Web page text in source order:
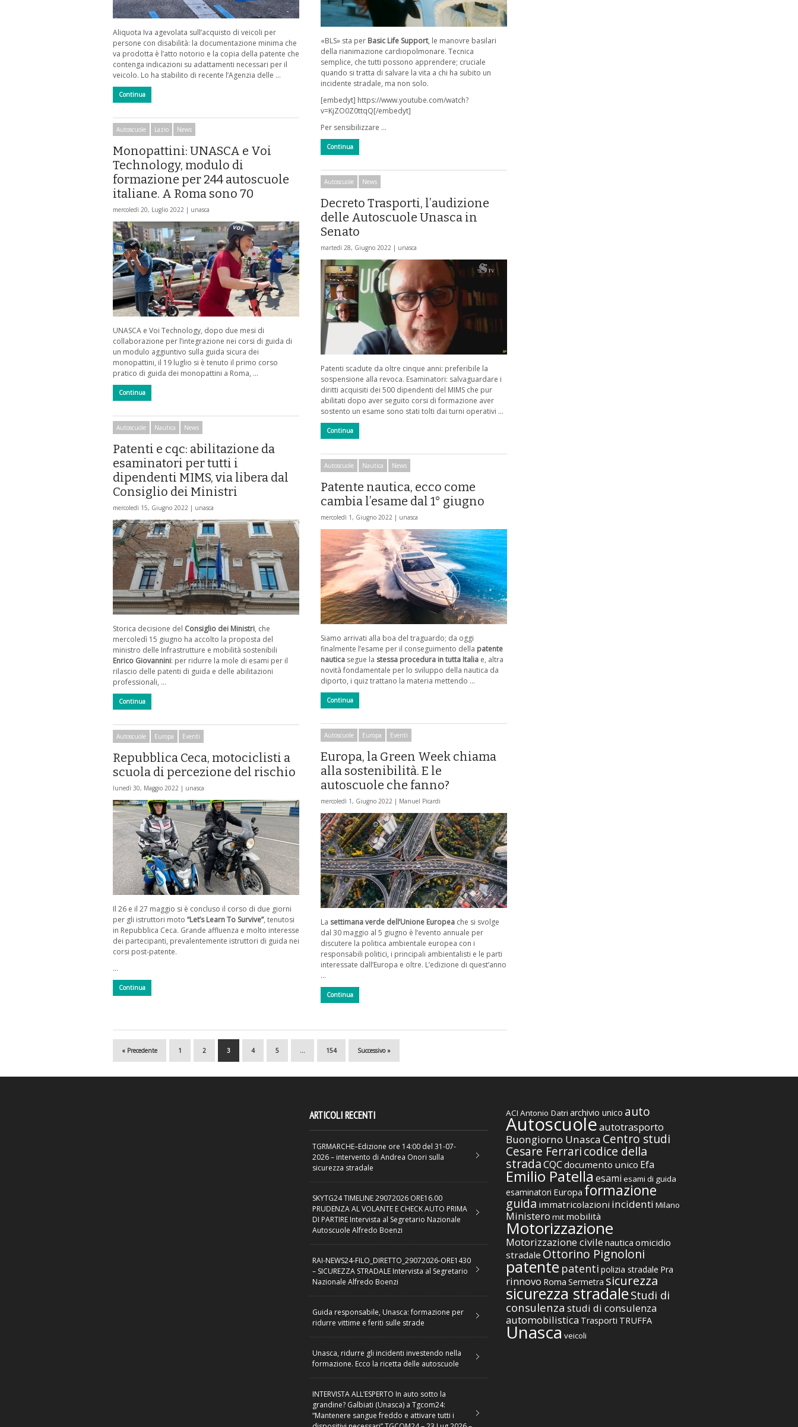
Aliquota Iva agevolata sull’acquisto di veicoli per
persone con disabilità: la documentazione minima che
va prodotta è l’atto notorio e la copia della patente che
contenga indicazioni su adattamenti necessari per il
veicolo. Lo ha stabilito di recente l’Agenzia delle …
Continua
«BLS» sta per Basic Life Support, le manovre basilari
della rianimazione cardiopolmonare. Tecnica
semplice, che tutti possono apprendere; cruciale
quando si tratta di salvare la vita a chi ha subito un
incidente stradale, ma non solo.
[embedyt] https://www.youtube.com/watch?
v=KjZO0Z0ttqQ[/embedyt]
Per sensibilizzare …
Continua
Autoscuole Lazio News
Monopattini: UNASCA e Voi
Technology, modulo di
formazione per 244 autoscuole
italiane. A Roma sono 70
mercoledì 20, Luglio 2022 | unasca
UNASCA e Voi Technology, dopo due mesi di
collaborazione per l’integrazione nei corsi di guida di
un modulo aggiuntivo sulla guida sicura dei
monopattini, il 19 luglio si è tenuto il primo corso
pratico di guida dei monopattini a Roma, …
Continua
Autoscuole News
Decreto Trasporti, l’audizione
delle Autoscuole Unasca in
Senato
martedì 28, Giugno 2022 | unasca
Patenti scadute da oltre cinque anni: preferibile la
sospensione alla revoca. Esaminatori: salvaguardare i
diritti acquisiti dei 500 dipendenti del MIMS che pur
abilitati dopo aver seguito corsi di formazione aver
sostento un esame sono stati tolti dai turni operativi …
Continua
Autoscuole Nautica News
Patenti e cqc: abilitazione da
esaminatori per tutti i
dipendenti MIMS, via libera dal
Consiglio dei Ministri
mercoledì 15, Giugno 2022 | unasca
Storica decisione del Consiglio dei Ministri, che
mercoledì 15 giugno ha accolto la proposta del
ministro delle Infrastrutture e mobilità sostenibili
Enrico Giovannini: per ridurre la mole di esami per il
rilascio delle patenti di guida e delle abilitazioni
professionali, …
Continua
Autoscuole Nautica News
Patente nautica, ecco come
cambia l’esame dal 1° giugno
mercoledì 1, Giugno 2022 | unasca
Siamo arrivati alla boa del traguardo; da oggi
finalmente l’esame per il conseguimento della patente
nautica segue la stessa procedura in tutta Italia e, altra
novità fondamentale per lo sviluppo della nautica da
diporto, i quiz trattano la materia mettendo …
Continua
Autoscuole Europa Eventi
Europa, la Green Week chiama
alla sostenibilità. E le
autoscuole che fanno?
mercoledì 1, Giugno 2022 | Manuel Picardi
La settimana verde dell’Unione Europea che si svolge
dal 30 maggio al 5 giugno è l’evento annuale per
discutere la politica ambientale europea con i
responsabili politici, i principali ambientalisti e le parti
interessate dall’Europa e oltre. L’edizione di quest’anno
…
Continua
Autoscuole Europa Eventi
Repubblica Ceca, motociclisti a
scuola di percezione del rischio
lunedì 30, Maggio 2022 | unasca
Il 26 e il 27 maggio si è concluso il corso di due giorni
per gli istruttori moto “Let’s Learn To Survive”, tenutosi
in Repubblica Ceca. Grande affluenza e molto interesse
dei partecipanti, prevalentemente istruttori di guida nei
corsi post-patente.
…
Continua
« Precedente 1 2 3 4 5 … 154 Successivo »
ARTICOLI RECENTI
TGRMARCHE–Edizione ore 14:00 del 31-07-
2026 – intervento di Andrea Onori sulla
sicurezza stradale
SKYTG24 TIMELINE 29072026 ORE16.00
PRUDENZA AL VOLANTE E CHECK AUTO PRIMA
DI PARTIRE Intervista al Segretario Nazionale
Autoscuole Alfredo Boenzi
RAI-NEWS24-FILO_DIRETTO_29072026-ORE1430
– SICUREZZA STRADALE Intervista al Segretario
Nazionale Alfredo Boenzi
Guida responsabile, Unasca: formazione per
ridurre vittime e feriti sulle strade
Unasca, ridurre gli incidenti investendo nella
formazione. Ecco la ricetta delle autoscuole
INTERVISTA ALL’ESPERTO In auto sotto la
grandine? Galbiati (Unasca) a Tgcom24:
“Mantenere sangue freddo e attivare tutti i
ACI Antonio Datri archivio unico auto
Autoscuoleautotrasporto
Buongiorno Unasca Centro studi
Cesare Ferraricodice della
stradaCQCdocumento unico Efa
Emilio Patella esami esami di guida
esaminatori Europa formazione
guida immatricolazioni incidenti Milano
Ministero mit mobilità
Motorizzazione
Motorizzazione civile nautica omicidio
stradale Ottorino Pignoloni
patente patenti polizia stradale Pra
rinnovo Roma Sermetra sicurezza
sicurezza stradaleStudi di
consulenza studi di consulenza
automobilistica Trasporti TRUFFA
Unasca veicoli